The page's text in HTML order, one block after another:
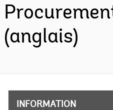
(anglais)
INFORMATION